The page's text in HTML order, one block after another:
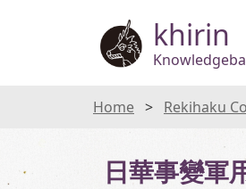
khirin
Home Rekihaku
日華事變軍